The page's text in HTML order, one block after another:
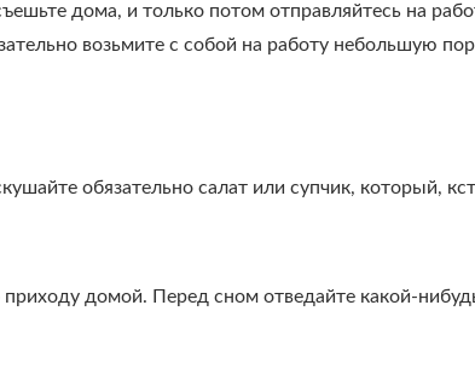
дома, и только потом отправляйтесь на
возьмите с собой на работу небольшую
обязательно салат или супчик, который,
домой. Перед сном отведайте какой-